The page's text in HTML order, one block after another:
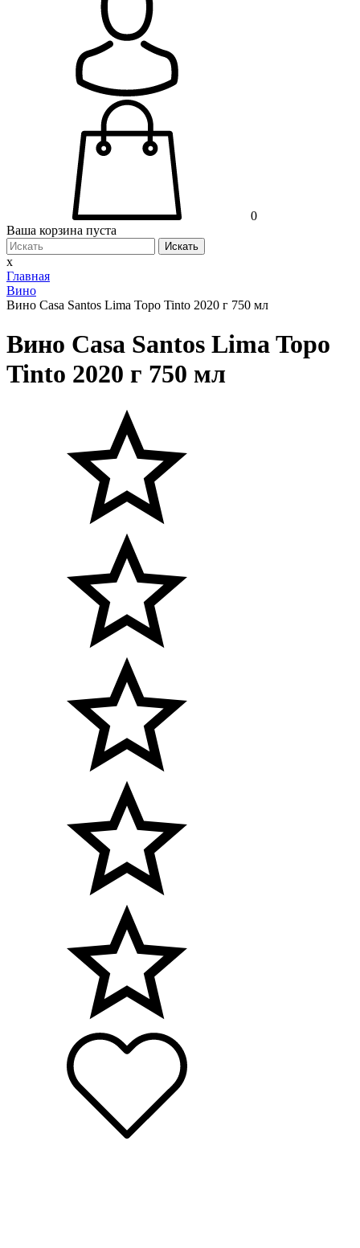
0
Ваша корзина пуста
Искать
x
Главная
Вино
Вино Casa Santos Lima Topo Tinto 2020 г 750 мл
Вино Casa Santos Lima Topo
Tinto 2020 г 750 мл